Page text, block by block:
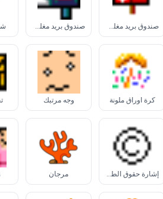
صندوق بريد مغلق بإشارة لأسفل صندوق بريد مغلق بإشارة مرفوعة
كرة أوراق ملونة وجه مرتبك
إشارة حقوق الطبع مرجان